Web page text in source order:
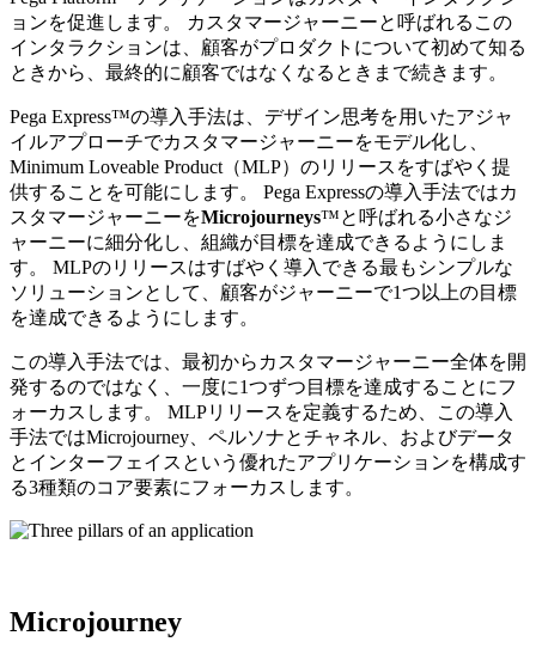
ョンを促進します。 カスタマージャーニーと呼ばれるこの
インタラクションは、顧客がプロダクトについて初めて知る
ときから、最終的に顧客ではなくなるときまで続きます。
Pega Express™の導入手法は、デザイン思考を用いたアジャ
イルアプローチでカスタマージャーニーをモデル化し、
Minimum Loveable Product（MLP）のリリースをすばやく提
供することを可能にします。 Pega Expressの導入手法ではカ
スタマージャーニーをMicrojourneys™と呼ばれる小さなジ
ャーニーに細分化し、組織が目標を達成できるようにしま
す。 MLPのリリースはすばやく導入できる最もシンプルな
ソリューションとして、顧客がジャーニーで1つ以上の目標
を達成できるようにします。
この導入手法では、最初からカスタマージャーニー全体を開
発するのではなく、一度に1つずつ目標を達成することにフ
ォーカスします。 MLPリリースを定義するため、この導入
手法ではMicrojourney、ペルソナとチャネル、およびデータ
とインターフェイスという優れたアプリケーションを構成す
る3種類のコア要素にフォーカスします。
Microjourney